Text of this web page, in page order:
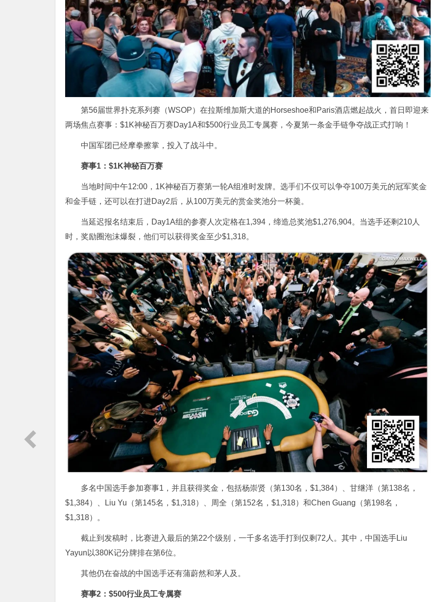
第56届世界扑克系列赛（WSOP）在拉斯维加斯大道的Horseshoe和Paris酒店燃起战火，首日即迎来
两场焦点赛事：$1K神秘百万赛Day1A和$500行业员工专属赛，今夏第一条金手链争夺战正式打响！
中国军团已经摩拳擦掌，投入了战斗中。
赛事1：$1K神秘百万赛
当地时间中午12:00，1K神秘百万赛第一轮A组准时发牌。选手们不仅可以争夺100万美元的冠军奖金
和金手链，还可以在打进Day2后，从100万美元的赏金奖池分一杯羹。
当延迟报名结束后，Day1A组的参赛人次定格在1,394，缔造总奖池$1,276,904。当选手还剩210人
时，奖励圈泡沫爆裂，他们可以获得奖金至少$1,318。
多名中国选手参加赛事1，并且获得奖金，包括杨崇贤（第130名，$1,384）、甘继洋（第138名，
$1,384）、Liu Yu（第145名，$1,318）、周全（第152名，$1,318）和Chen Guang（第198名，
$1,318）。
截止到发稿时，比赛进入最后的第22个级别，一千多名选手打到仅剩72人。其中，中国选手Liu
Yayun以380K记分牌排在第6位。
其他仍在奋战的中国选手还有蒲蔚然和茅人及。
赛事2：$500行业员工专属赛